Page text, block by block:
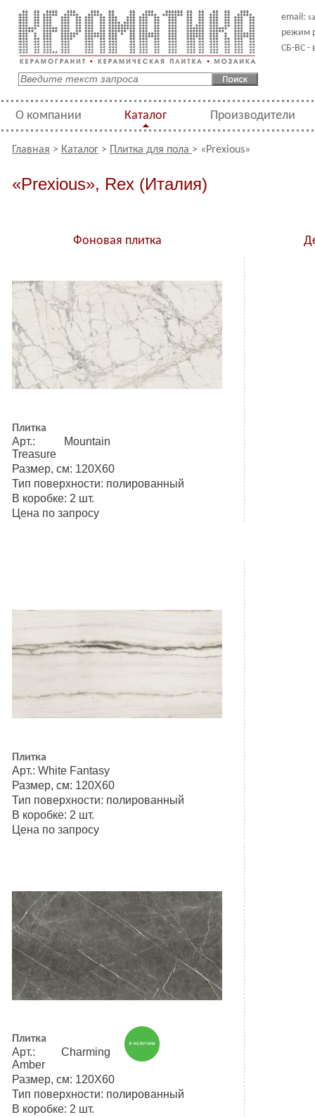
email:
режим
СБ-ВС -
О компании Каталог Производители
Главная > Каталог > Плитка для пола > «Prexious»
«Prexious», Rex (Италия)
Фоновая плитка
Плитка
Арт.: Mountain
Treasure
Размер, см: 120Х60
Тип поверхности: полированный
В коробке: 2 шт.
Цена по запросу
Плитка
Арт.: White Fantasy
Размер, см: 120Х60
Тип поверхности: полированный
В коробке: 2 шт.
Цена по запросу
Плитка
Арт.: Charming
Amber
Размер, см: 120Х60
Тип поверхности: полированный
В коробке: 2 шт.